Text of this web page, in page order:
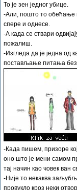
То је зен једног убице.
-Али, пошто то обећање
спере и однесе.
-А када се ствари
пожалиш.
-Изгледа да је једна од
постављање питања без
-Када пишем, призоре
оно што је мени самом
тај начин као човек ван
-Није то некаква
провукло кроз неки